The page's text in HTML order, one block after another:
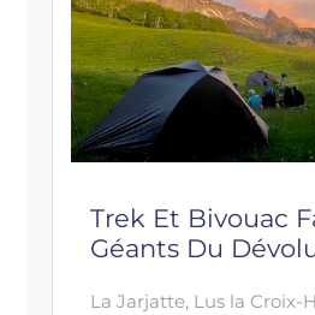
Trek Et Bivouac
Géants Du
La Jarjatte, Lus la Croix-